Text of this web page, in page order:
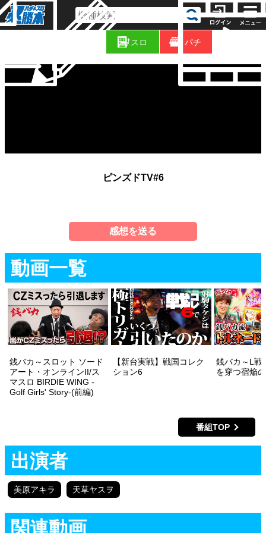
コ
ラ
ム
スロ パチ
ピンズドTV#6
感想を送る
動画一覧
銭バカ～スロット ソード
アート・オンラインII/ス
マスロ BIRDIE WING -
Golf Girls' Story-(前編)
【新台実戦】戦国コレク
ション6
銭バカ～L戦
を穿つ宿焔
番組TOP
出演者
美原アキラ 天草ヤスヲ
関連動画